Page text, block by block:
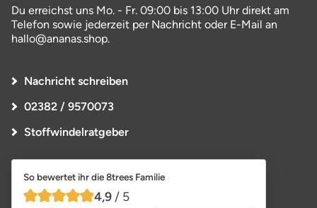
Du erreichst uns Mo. - Fr. 09:00 bis 13:00 Uhr direkt am
Telefon sowie jederzeit per Nachricht oder E-Mail an
hallo@ananas.shop.
Nachricht schreiben
02382 / 9570073
Stoffwindelratgeber
So bewertet ihr die 8trees Familie
4,9 von 5 Sternen
4,9 / 5